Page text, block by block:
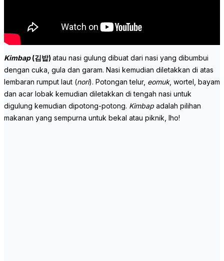
Kimbap(김밥) atau nasi gulung dibuat dari nasi yang dibumbui
dengan cuka, gula dan garam. Nasi kemudian diletakkan di atas
lembaran rumput laut (nori). Potongan telur, eomuk, wortel, bayam
dan acar lobak kemudian diletakkan di tengah nasi untuk
digulung kemudian dipotong-potong. Kimbap adalah pilihan
makanan yang sempurna untuk bekal atau piknik, lho!